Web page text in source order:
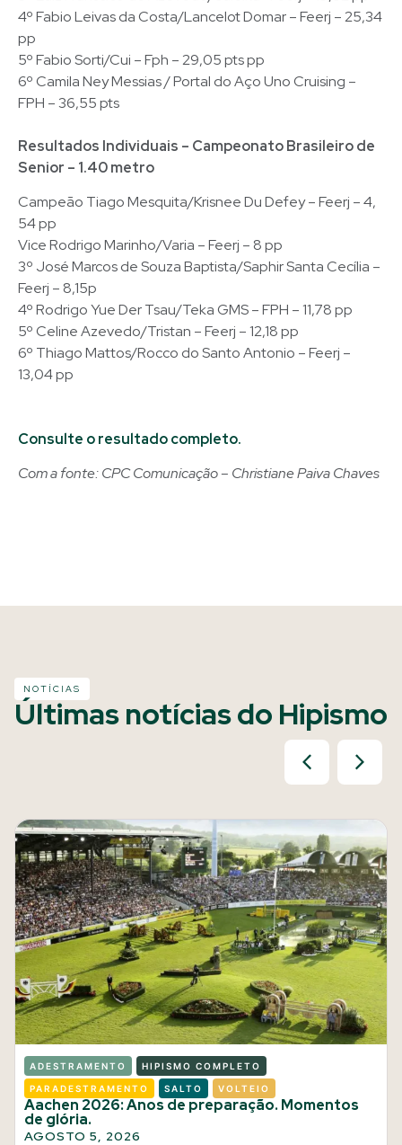
4º Fabio Leivas da Costa/Lancelot Domar – Feerj – 25,34
pp
5º Fabio Sorti/Cui – Fph – 29,05 pts pp
6º Camila Ney Messias / Portal do Aço Uno Cruising –
FPH – 36,55 pts
Resultados Individuais – Campeonato Brasileiro de
Senior – 1.40 metro
Campeão Tiago Mesquita/Krisnee Du Defey – Feerj – 4,
54 pp
Vice Rodrigo Marinho/Varia – Feerj – 8 pp
3º José Marcos de Souza Baptista/Saphir Santa Cecília –
Feerj – 8,15p
4º Rodrigo Yue Der Tsau/Teka GMS – FPH – 11,78 pp
5º Celine Azevedo/Tristan – Feerj – 12,18 pp
6º Thiago Mattos/Rocco do Santo Antonio – Feerj –
13,04 pp
Consulte o resultado completo.
Com a fonte: CPC Comunicação – Christiane Paiva Chaves
NOTÍCIAS
Últimas notícias do Hipismo
ADESTRAMENTO HIPISMO COMPLETO
PARADESTRAMENTO SALTO VOLTEIO
Aachen 2026: Anos de preparação. Momentos
de glória.
AGOSTO 5, 2026